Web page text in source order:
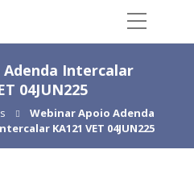
Intercalar
04JUN225
Webinar Apoio Adenda
KA121 VET 04JUN225